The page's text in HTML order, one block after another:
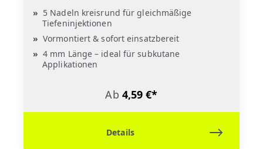
5 Nadeln kreisrund für gleichmäßige
Tiefeninjektionen
Vormontiert & sofort einsatzbereit
4 mm Länge – ideal für subkutane
Applikationen
Ab 4,59 €*
Details